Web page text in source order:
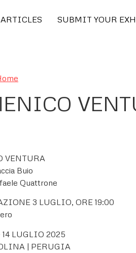
ARTICLES SUBMIT YOUR
VENTURA
Buio
Quattrone
3 LUGLIO, ORE 19:00
LUGLIO 2025
| PERUGIA